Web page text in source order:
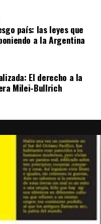
país: las leyes que
a la Argentina
El derecho a la
Milei-Bullrich